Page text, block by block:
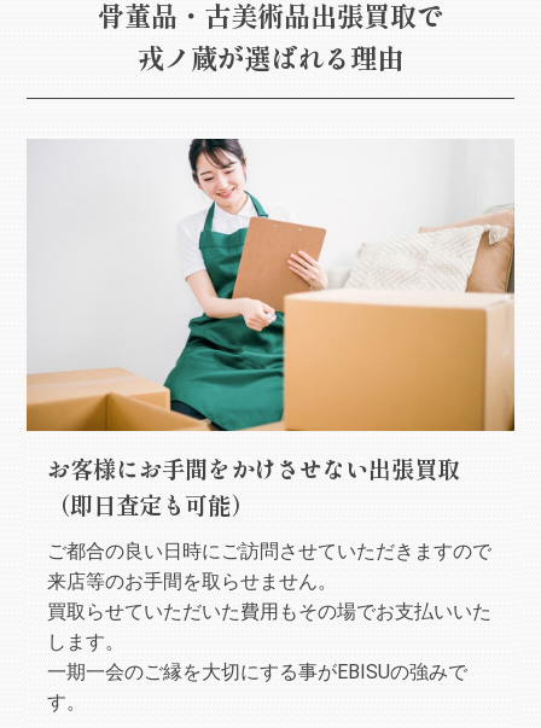
骨董品・古美術品出張買取で
戎ノ蔵が選ばれる理由
お客様にお手間をかけさせない出張買取
（即日査定も可能）
ご都合の良い日時にご訪問させていただきますので
来店等のお手間を取らせません。
買取らせていただいた費用もその場でお支払いいた
します。
一期一会のご縁を大切にする事がEBISUの強みで
す。